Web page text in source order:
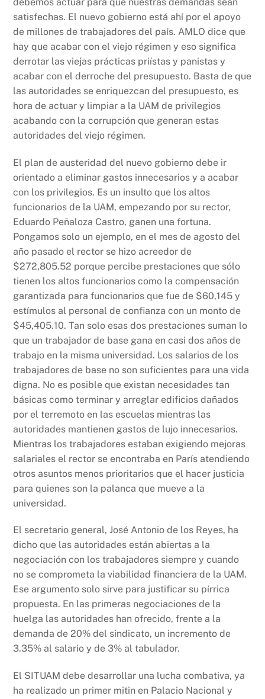
satisfechas. El nuevo gobierno está ahí por el apoyo
de millones de trabajadores del país. AMLO dice que
hay que acabar con el viejo régimen y eso significa
derrotar las viejas prácticas priístas y panistas y
acabar con el derroche del presupuesto. Basta de que
las autoridades se enriquezcan del presupuesto, es
hora de actuar y limpiar a la UAM de privilegios
acabando con la corrupción que generan estas
autoridades del viejo régimen.
El plan de austeridad del nuevo gobierno debe ir
orientado a eliminar gastos innecesarios y a acabar
con los privilegios. Es un insulto que los altos
funcionarios de la UAM, empezando por su rector,
Eduardo Peñaloza Castro, ganen una fortuna.
Pongamos solo un ejemplo, en el mes de agosto del
año pasado el rector se hizo acreedor de
$272,805.52 porque percibe prestaciones que sólo
tienen los altos funcionarios como la compensación
garantizada para funcionarios que fue de $60,145 y
estímulos al personal de confianza con un monto de
$45,405.10. Tan solo esas dos prestaciones suman lo
que un trabajador de base gana en casi dos años de
trabajo en la misma universidad. Los salarios de los
trabajadores de base no son suficientes para una vida
digna. No es posible que existan necesidades tan
básicas como terminar y arreglar edificios dañados
por el terremoto en las escuelas mientras las
autoridades mantienen gastos de lujo innecesarios.
Mientras los trabajadores estaban exigiendo mejoras
salariales el rector se encontraba en París atendiendo
otros asuntos menos prioritarios que el hacer justicia
para quienes son la palanca que mueve a la
universidad.
El secretario general, José Antonio de los Reyes, ha
dicho que las autoridades están abiertas a la
negociación con los trabajadores siempre y cuando
no se comprometa la viabilidad financiera de la UAM.
Ese argumento solo sirve para justificar su pírrica
propuesta. En las primeras negociaciones de la
huelga las autoridades han ofrecido, frente a la
demanda de 20% del sindicato, un incremento de
3.35% al salario y de 3% al tabulador.
El SITUAM debe desarrollar una lucha combativa, ya
ha realizado un primer mitin en Palacio Nacional y